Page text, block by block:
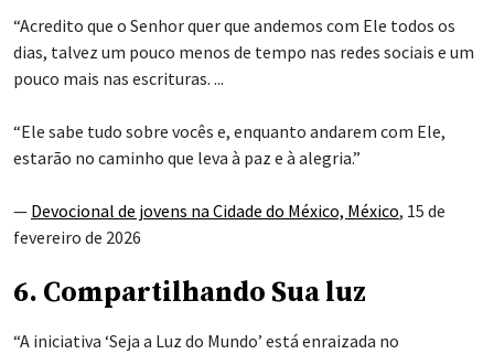
“Acredito que o Senhor quer que andemos com Ele todos os
dias, talvez um pouco menos de tempo nas redes sociais e um
pouco mais nas escrituras. ...
“Ele sabe tudo sobre vocês e, enquanto andarem com Ele,
estarão no caminho que leva à paz e à alegria.”
— Devocional de jovens na Cidade do México, México, 15 de
fevereiro de 2026
6. Compartilhando Sua luz
“A iniciativa ‘Seja a Luz do Mundo’ está enraizada no